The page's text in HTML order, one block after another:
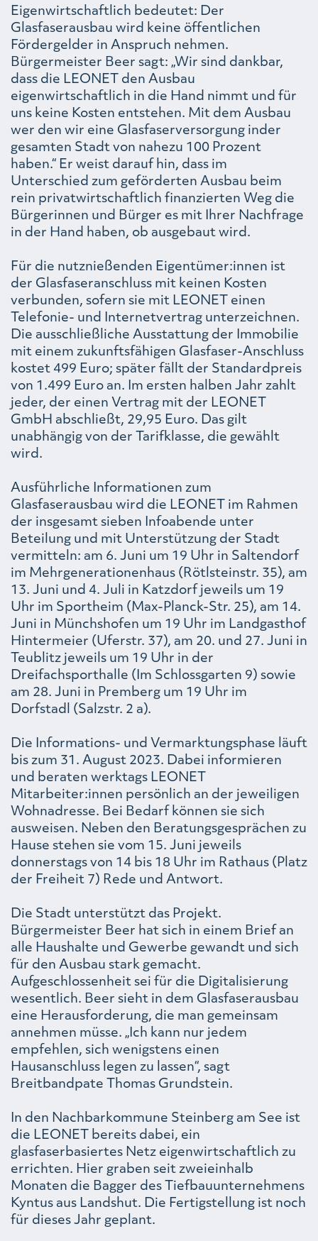
Eigenwirtschaftlich bedeutet: Der
Glasfaserausbau wird keine öffentlichen
Fördergelder in Anspruch nehmen.
Bürgermeister Beer sagt: „Wir sind dankbar,
dass die LEONET den Ausbau
eigenwirtschaftlich in die Hand nimmt und für
uns keine Kosten entstehen. Mit dem Ausbau
wer den wir eine Glasfaserversorgung inder
gesamten Stadt von nahezu 100 Prozent
haben.“ Er weist darauf hin, dass im
Unterschied zum geförderten Ausbau beim
rein privatwirtschaftlich finanzierten Weg die
Bürgerinnen und Bürger es mit Ihrer Nachfrage
in der Hand haben, ob ausgebaut wird.
Für die nutznießenden Eigentümer:innen ist
der Glasfaseranschluss mit keinen Kosten
verbunden, sofern sie mit LEONET einen
Telefonie- und Internetvertrag unterzeichnen.
Die ausschließliche Ausstattung der Immobilie
mit einem zukunftsfähigen Glasfaser-Anschluss
kostet 499 Euro; später fällt der Standardpreis
von 1.499 Euro an. Im ersten halben Jahr zahlt
jeder, der einen Vertrag mit der LEONET
GmbH abschließt, 29,95 Euro. Das gilt
unabhängig von der Tarifklasse, die gewählt
wird.
Ausführliche Informationen zum
Glasfaserausbau wird die LEONET im Rahmen
der insgesamt sieben Infoabende unter
Beteilung und mit Unterstützung der Stadt
vermitteln: am 6. Juni um 19 Uhr in Saltendorf
im Mehrgenerationenhaus (Rötlsteinstr. 35), am
13. Juni und 4. Juli in Katzdorf jeweils um 19
Uhr im Sportheim (Max-Planck-Str. 25), am 14.
Juni in Münchshofen um 19 Uhr im Landgasthof
Hintermeier (Uferstr. 37), am 20. und 27. Juni in
Teublitz jeweils um 19 Uhr in der
Dreifachsporthalle (Im Schlossgarten 9) sowie
am 28. Juni in Premberg um 19 Uhr im
Dorfstadl (Salzstr. 2 a).
Die Informations- und Vermarktungsphase läuft
bis zum 31. August 2023. Dabei informieren
und beraten werktags LEONET
Mitarbeiter:innen persönlich an der jeweiligen
Wohnadresse. Bei Bedarf können sie sich
ausweisen. Neben den Beratungsgesprächen zu
Hause stehen sie vom 15. Juni jeweils
donnerstags von 14 bis 18 Uhr im Rathaus (Platz
der Freiheit 7) Rede und Antwort.
Die Stadt unterstützt das Projekt.
Bürgermeister Beer hat sich in einem Brief an
alle Haushalte und Gewerbe gewandt und sich
für den Ausbau stark gemacht.
Aufgeschlossenheit sei für die Digitalisierung
wesentlich. Beer sieht in dem Glasfaserausbau
eine Herausforderung, die man gemeinsam
annehmen müsse. „Ich kann nur jedem
empfehlen, sich wenigstens einen
Hausanschluss legen zu lassen“, sagt
Breitbandpate Thomas Grundstein.
In den Nachbarkommune Steinberg am See ist
die LEONET bereits dabei, ein
glasfaserbasiertes Netz eigenwirtschaftlich zu
errichten. Hier graben seit zweieinhalb
Monaten die Bagger des Tiefbauunternehmens
Kyntus aus Landshut. Die Fertigstellung ist noch
für dieses Jahr geplant.